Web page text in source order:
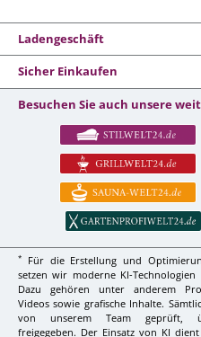
Ladengeschäft
Sicher Einkaufen
Besuchen Sie auch unsere
*
Für die Erstellung und
setzen wir moderne KI-
Dazu gehören unter anderem
Videos sowie grafische Inhalte.
von unserem Team geprüft,
freigegeben. Der Einsatz von KI